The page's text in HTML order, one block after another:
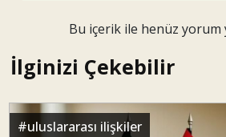
Bu içerik ile henüz yorum
İlginizi Çekebilir
#uluslararası ilişkiler